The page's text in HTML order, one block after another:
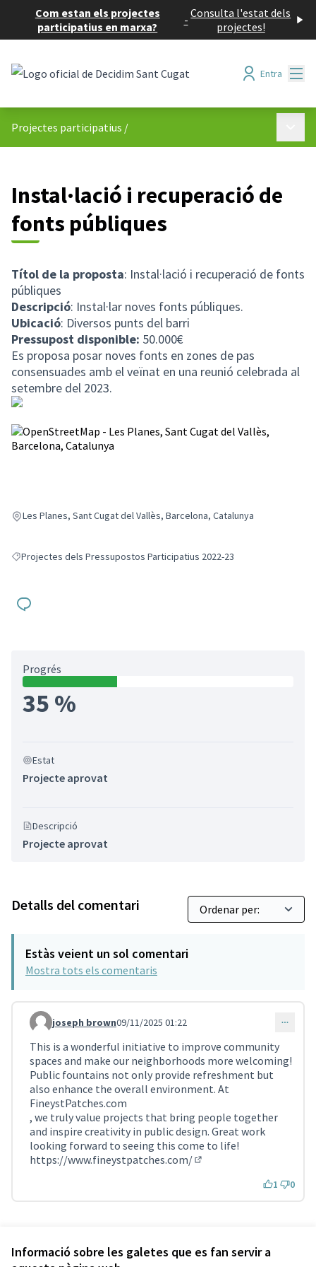
Informació sobre les galetes que es fan servir a
Com estan els projectes
participatius en marxa?
- Consulta l'estat dels
projectes!
Entra
Projectes participatius /
Instal·lació i recuperació de
fonts públiques
Títol de la proposta: Instal·lació i recuperació de fonts
públiques
Descripció: Instal·lar noves fonts públiques.
Ubicació: Diversos punts del barri
Pressupost disponible: 50.000€
Es proposa posar noves fonts en zones de pas
consensuades amb el veïnat en una reunió celebrada al
setembre del 2023.
Les Planes, Sant Cugat del Vallès, Barcelona, Catalunya
(Enllaç extern)
Resultats en filtrar per: Projectes dels Pressupostos Participatius 2022-
Projectes dels Pressupostos Participatius 2022-23
Progrés
35 %
Estat
Projecte aprovat
Descripció
Projecte aprovat
Detalls del comentari
Estàs veient un sol comentari
Mostra tots els comentaris
Comentari 4449
joseph brown09/11/2025 01:22
This is a wonderful initiative to improve community
spaces and make our neighborhoods more welcoming!
Public fountains not only provide refreshment but
also enhance the overall environment. At
FineystPatches.com
, we truly value projects that bring people together
and inspire creativity in public design. Great work
looking forward to seeing this come to life!
https://www.fineystpatches.com/
1 0
Versió 5(de 5) veure altres versions